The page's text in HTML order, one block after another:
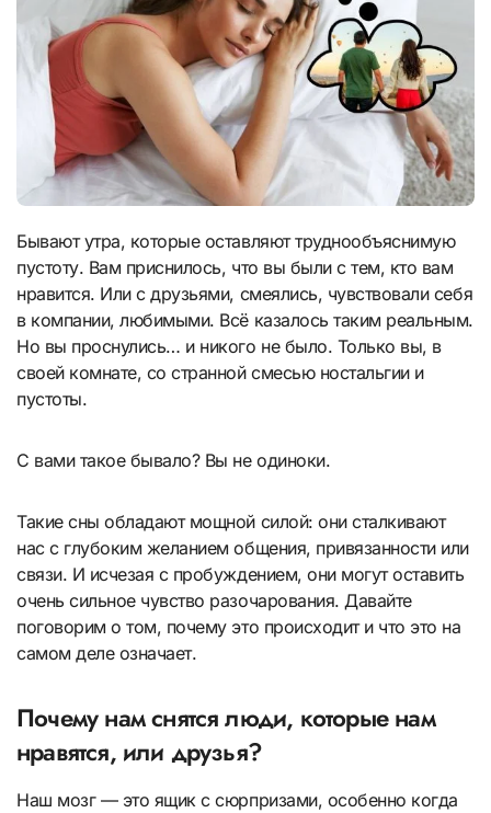
Бывают утра, которые оставляют труднообъяснимую
пустоту. Вам приснилось, что вы были с тем, кто вам
нравится. Или с друзьями, смеялись, чувствовали себя
в компании, любимыми. Всё казалось таким реальным.
Но вы проснулись… и никого не было. Только вы, в
своей комнате, со странной смесью ностальгии и
пустоты.
С вами такое бывало? Вы не одиноки.
Такие сны обладают мощной силой: они сталкивают
нас с глубоким желанием общения, привязанности или
связи. И исчезая с пробуждением, они могут оставить
очень сильное чувство разочарования. Давайте
поговорим о том, почему это происходит и что это на
самом деле означает.
Почему нам снятся люди, которые нам
нравятся, или друзья?
Наш мозг — это ящик с сюрпризами, особенно когда